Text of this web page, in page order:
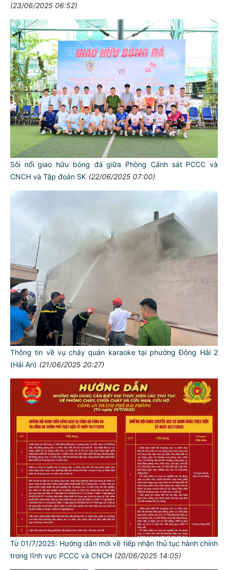
(23/06/2025 06:52)
Sôi nổi giao hữu bóng đá giữa Phòng Cảnh sát PCCC và
CNCH và Tập đoàn SK (22/06/2025 07:00)
Thông tin về vụ cháy quán karaoke tại phường Đông Hải 2
(Hải An) (21/06/2025 20:27)
Từ 01/7/2025: Hướng dẫn mới về tiếp nhận thủ tục hành chính
trong lĩnh vực PCCC và CNCH (20/06/2025 14:05)